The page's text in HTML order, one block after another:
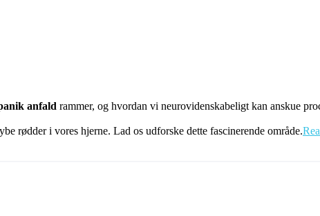
anfald rammer, og hvordan vi neurovidenskabeligt kan anskue
rødder i vores hjerne. Lad os udforske dette fascinerende område.